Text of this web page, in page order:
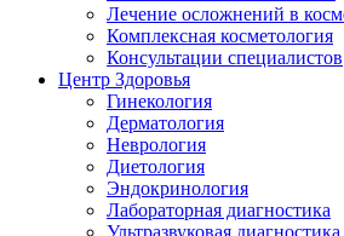
Лечение осложнений в
Комплексная косметология
Консультации специалистов
Центр Здоровья
Гинекология
Дерматология
Неврология
Диетология
Эндокринология
Лабораторная диагностика
Ультразвуковая диагностика